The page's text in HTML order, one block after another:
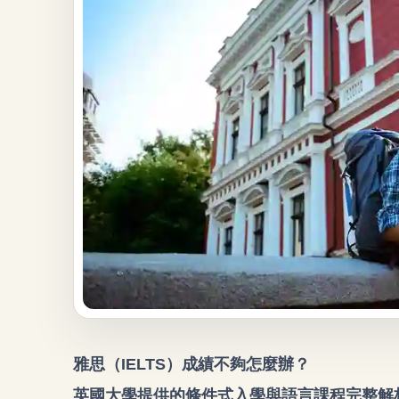
雅思（IELTS）成績不夠怎麼辦？
英國大學提供的條件式入學與語言課程完整解